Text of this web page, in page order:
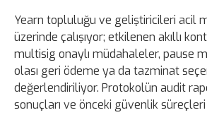
Yearn topluluğu ve geliştiricileri acil
üzerinde çalışıyor; etkilenen akıllı
multisig onaylı müdahaleler, pause
olası geri ödeme ya da tazminat
değerlendiriliyor. Protokolün audit
sonuçları ve önceki güvenlik